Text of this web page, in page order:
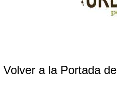
Volver a la Portada de